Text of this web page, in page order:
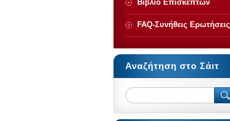
Βιβλίο Επισκεπτών
FAQ-Συνήθεις Ερωτήσεις
Αναζήτηση στο Σάιτ